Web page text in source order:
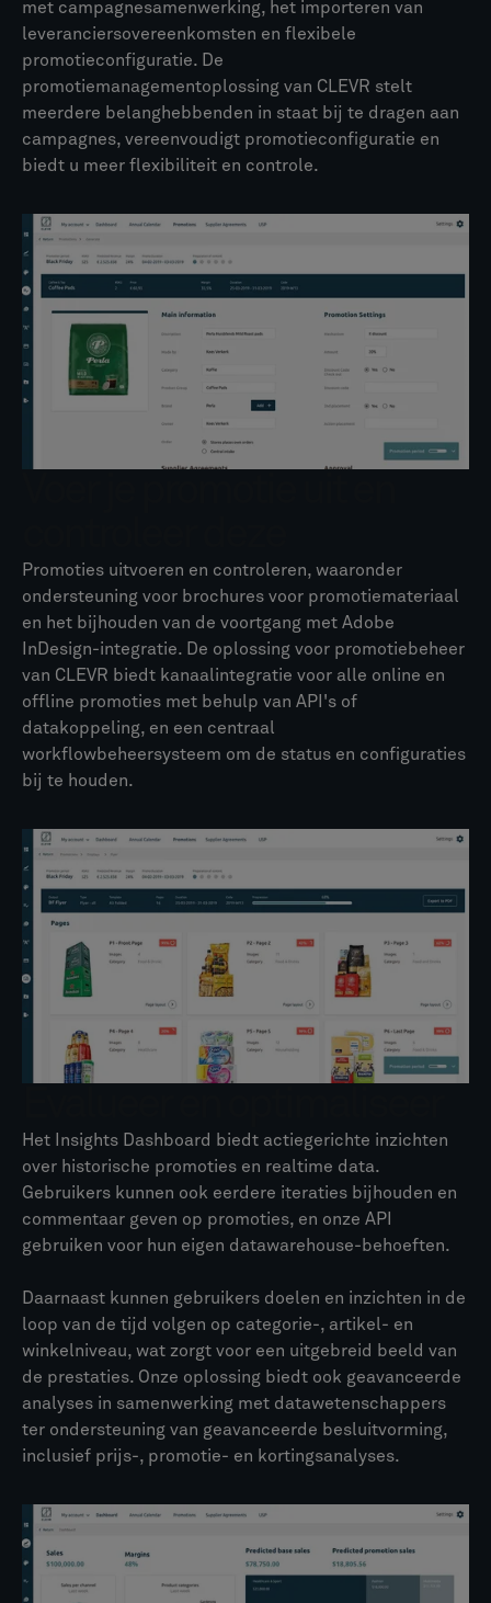
met campagnesamenwerking, het importeren van
leveranciersovereenkomsten en flexibele
promotieconfiguratie. De
promotiemanagementoplossing van CLEVR stelt
meerdere belanghebbenden in staat bij te dragen aan
campagnes, vereenvoudigt promotieconfiguratie en
biedt u meer flexibiliteit en controle.
Promoties uitvoeren en controleren, waaronder
ondersteuning voor brochures voor promotiemateriaal
en het bijhouden van de voortgang met Adobe
InDesign-integratie. De oplossing voor promotiebeheer
van CLEVR biedt kanaalintegratie voor alle online en
offline promoties met behulp van API's of
datakoppeling, en een centraal
workflowbeheersysteem om de status en configuraties
bij te houden.
Het Insights Dashboard biedt actiegerichte inzichten
over historische promoties en realtime data.
Gebruikers kunnen ook eerdere iteraties bijhouden en
commentaar geven op promoties, en onze API
gebruiken voor hun eigen datawarehouse-behoeften.
Daarnaast kunnen gebruikers doelen en inzichten in de
loop van de tijd volgen op categorie-, artikel- en
winkelniveau, wat zorgt voor een uitgebreid beeld van
de prestaties. Onze oplossing biedt ook geavanceerde
analyses in samenwerking met datawetenschappers
ter ondersteuning van geavanceerde besluitvorming,
inclusief prijs-, promotie- en kortingsanalyses.